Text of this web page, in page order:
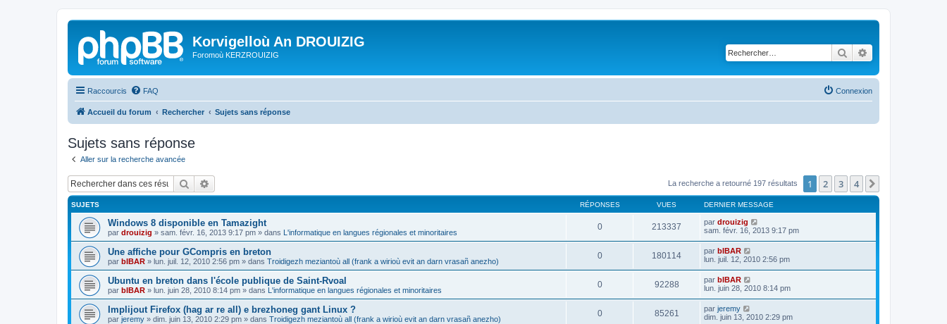
Korvigelloù An DROUIZIG
Foromoù KERZROUIZIG Rechercher
Raccourcis FAQ Connexion
Accueil du forum Rechercher Sujets sans réponse
Sujets sans réponse
Aller sur la recherche avancée
Rechercher La recherche a retourné 197 résultats 1 2 3 4
SUJETS RÉPONSES VUES DERNIER MESSAGE
Windows 8 disponible en Tamazight
par drouizig » sam. févr. 16, 2013 9:17 pm » dans L'informatique en langues régionales et minoritaires
0 213337 par drouizig
sam. févr. 16, 2013 9:17 pm
Une affiche pour GCompris en breton
par bIBAR » lun. juil. 12, 2010 2:56 pm » dans Troidigezh meziantoù all (frank a wirioù evit an darn vrasañ anezho)
0 180114 par bIBAR
lun. juil. 12, 2010 2:56 pm
Ubuntu en breton dans l'école publique de Saint-Rvoal
par bIBAR » lun. juin 28, 2010 8:14 pm » dans L'informatique en langues régionales et minoritaires
0 92288 par bIBAR
lun. juin 28, 2010 8:14 pm
Implijout Firefox (hag ar re all) e brezhoneg gant Linux ?
par jeremy » dim. juin 13, 2010 2:29 pm » dans Troidigezh meziantoù all (frank a wirioù evit an darn vrasañ anezho)
0 85261 par jeremy
dim. juin 13, 2010 2:29 pm